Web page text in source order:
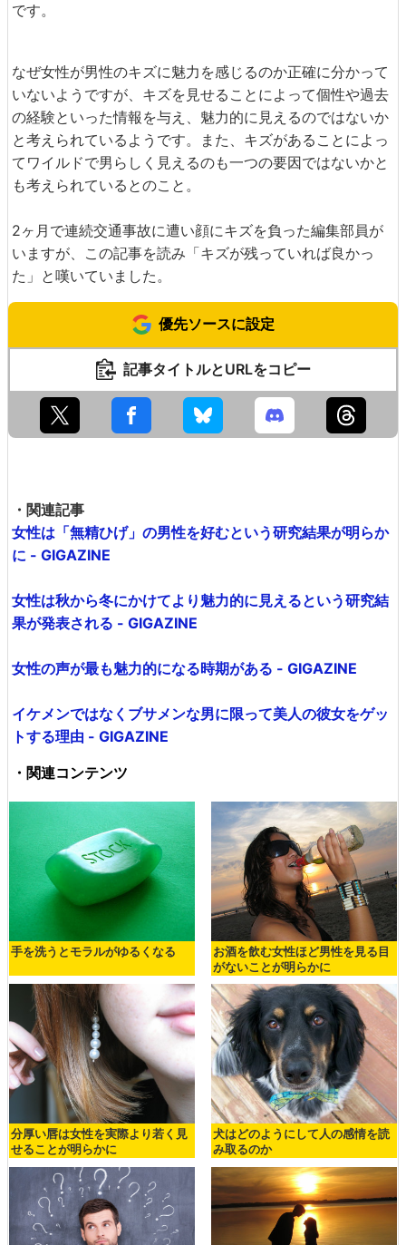
です。
なぜ女性が男性のキズに魅力を感じるのか正確に分かって
いないようですが、キズを見せることによって個性や過去
の経験といった情報を与え、魅力的に見えるのではないか
と考えられているようです。また、キズがあることによっ
てワイルドで男らしく見えるのも一つの要因ではないかと
も考えられているとのこと。
2ヶ月で連続交通事故に遭い顔にキズを負った編集部員が
いますが、この記事を読み「キズが残っていれば良かっ
た」と嘆いていました。
優先ソースに設定
記事タイトルとURLをコピー
・関連記事
女性は「無精ひげ」の男性を好むという研究結果が明らか
に - GIGAZINE
女性は秋から冬にかけてより魅力的に見えるという研究結
果が発表される - GIGAZINE
女性の声が最も魅力的になる時期がある - GIGAZINE
イケメンではなくブサメンな男に限って美人の彼女をゲッ
トする理由 - GIGAZINE
・関連コンテンツ
手を洗うとモラルがゆるくなる
お酒を飲む女性ほど男性を見る目
がないことが明らかに
分厚い唇は女性を実際より若く見
せることが明らかに
犬はどのようにして人の感情を読
み取るのか